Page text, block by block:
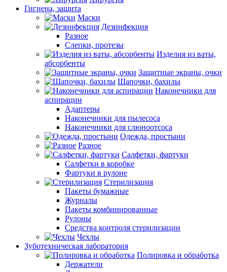
Гигиена, защита
Маски
Дезинфекция
Разное
Слепки, протезы
Изделия из ваты,
абсорбенты
Защитные экраны, очки
Шапочки, бахилы
Наконечники для
аспирации
Адаптеры
Наконечники для пылесоса
Наконечники для слюноотсоса
Одежда, простыни
Разное
Салфетки, фартуки
Салфетки в коробке
Фартуки в рулоне
Стерилизация
Пакеты бумажные
Журналы
Пакеты комбинированные
Рулоны
Средства контроля стерилизации
Чехлы
Зуботехническая лаборатория
Полировка и обработка
Держатели